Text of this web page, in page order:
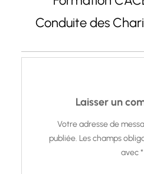
Conduite des
Laisser un
Votre adresse de
publiée. Les champs
avec*